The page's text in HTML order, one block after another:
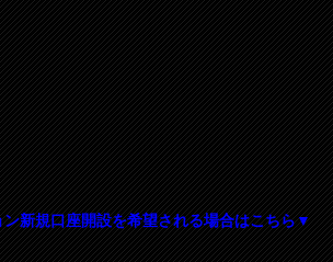
ン新規口座開設を希望される場合はこちら▼